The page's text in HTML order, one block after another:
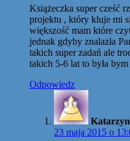
Książeczka super cześć
projektu , który kluje mi
większość mam które
jednak gdyby znalazła
takich super zadań ale
takich 5-6 lat to była
Odpowiedz
23 maja 2015 o